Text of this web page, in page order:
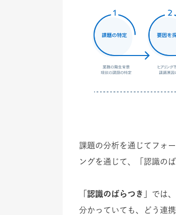
課題の分析を通じてフォ
ングを通じて、「認識の
「認識のばらつき」 では
分かっていても、どう連